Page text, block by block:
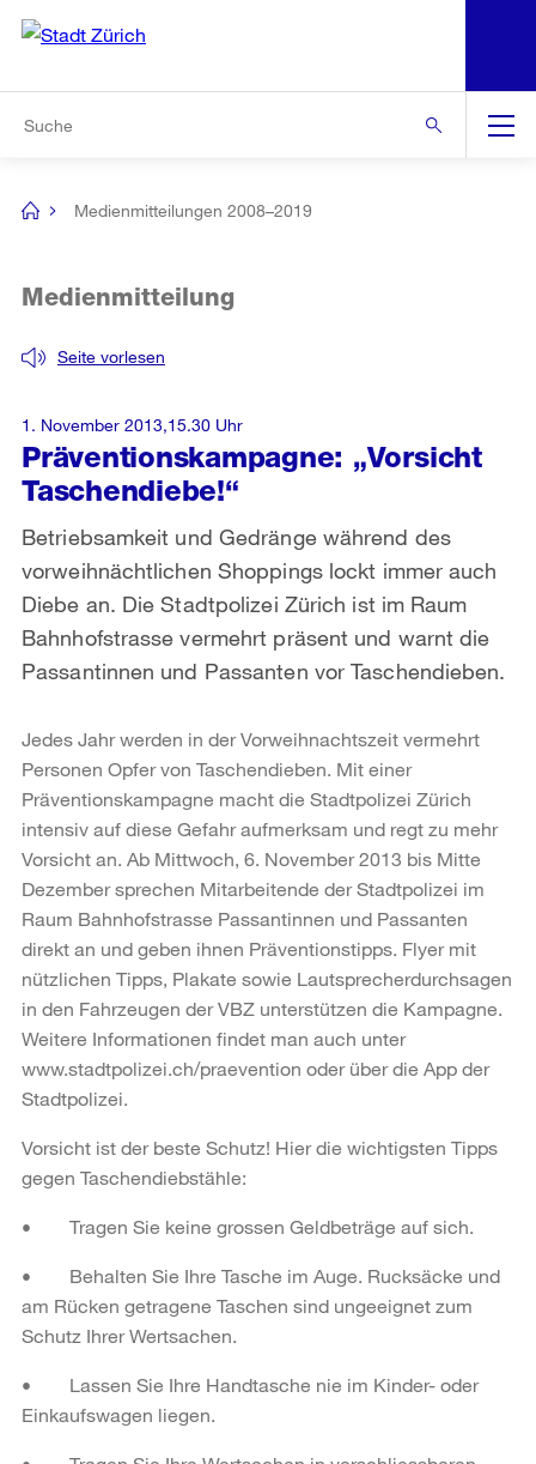
Navigation
[no
Medienmitteilungen 2008–2019
Präventionskampagne: „Vorsicht
Taschendiebe!“
Seite vorlesen
Medienmitteilung
Betriebsamkeit und Gedränge während des
vorweihnächtlichen Shoppings lockt immer auch
Diebe an. Die Stadtpolizei Zürich ist im Raum
Bahnhofstrasse vermehrt präsent und warnt die
Passantinnen und Passanten vor Taschendieben.
1. November 2013,15.30 Uhr
Jedes Jahr werden in der Vorweihnachtszeit vermehrt
Personen Opfer von Taschendieben. Mit einer
Präventionskampagne macht die Stadtpolizei Zürich
intensiv auf diese Gefahr aufmerksam und regt zu mehr
Vorsicht an. Ab Mittwoch, 6. November 2013 bis Mitte
Dezember sprechen Mitarbeitende der Stadtpolizei im
Raum Bahnhofstrasse Passantinnen und Passanten
direkt an und geben ihnen Präventionstipps. Flyer mit
nützlichen Tipps, Plakate sowie Lautsprecherdurchsagen
in den Fahrzeugen der VBZ unterstützen die Kampagne.
Weitere Informationen findet man auch unter
www.stadtpolizei.ch/praevention oder über die App der
Stadtpolizei.
Vorsicht ist der beste Schutz! Hier die wichtigsten Tipps
gegen Taschendiebstähle:
• Tragen Sie keine grossen Geldbeträge auf sich.
• Behalten Sie Ihre Tasche im Auge. Rucksäcke und
am Rücken getragene Taschen sind ungeeignet zum
Schutz Ihrer Wertsachen.
• Lassen Sie Ihre Handtasche nie im Kinder- oder
Einkaufswagen liegen.